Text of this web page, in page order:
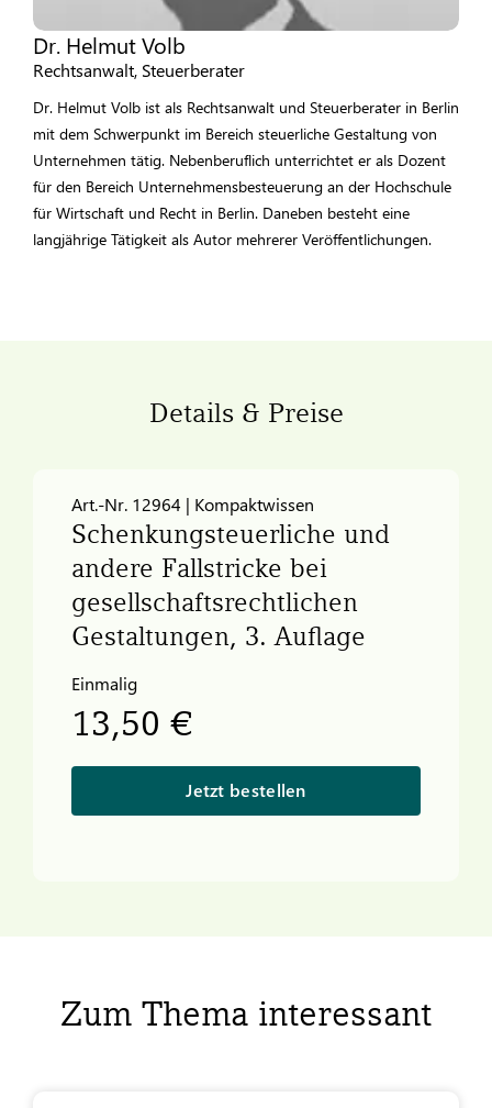
Dr. Helmut Volb
Rechtsanwalt, Steuerberater
Dr. Helmut Volb ist als Rechtsanwalt und Steuerberater in Berlin
mit dem Schwerpunkt im Bereich steuerliche Gestaltung von
Unternehmen tätig. Nebenberuflich unterrichtet er als Dozent
für den Bereich Unternehmensbesteuerung an der Hochschule
für Wirtschaft und Recht in Berlin. Daneben besteht eine
langjährige Tätigkeit als Autor mehrerer Veröffentlichungen.
Details & Preise
Art.-Nr. 12964 | Kompaktwissen
Schenkungsteuerliche und
andere Fallstricke bei
gesellschaftsrechtlichen
Gestaltungen, 3. Auflage
Einmalig
13,50 €
Jetzt bestellen
Zum Thema interessant